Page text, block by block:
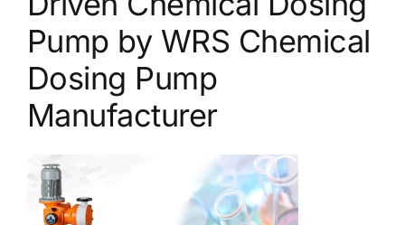
Сегменты рынка
Новости
Контакты
Pump by WRS Chemical
Dosing Pump
Manufacturer